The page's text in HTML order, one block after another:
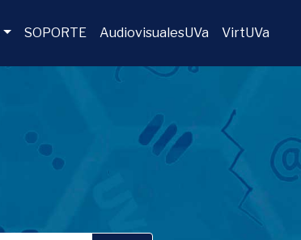
SOPORTE AudiovisualesUVa VirtUVa